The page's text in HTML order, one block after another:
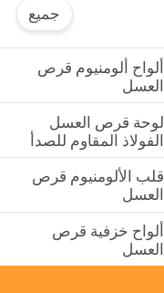
جميع
ألواح ألومنيوم قرص
العسل
لوحة قرص العسل
الفولاذ المقاوم للصدأ
قلب الألومنيوم قرص
العسل
ألواح خزفية قرص
العسل